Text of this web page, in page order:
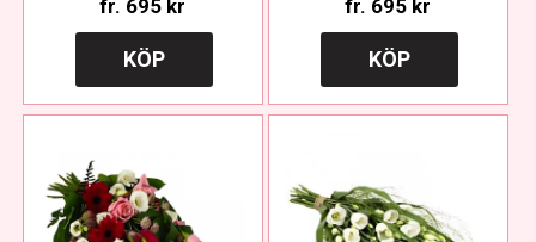
fr. 695 kr
KÖP
fr. 695 kr
KÖP